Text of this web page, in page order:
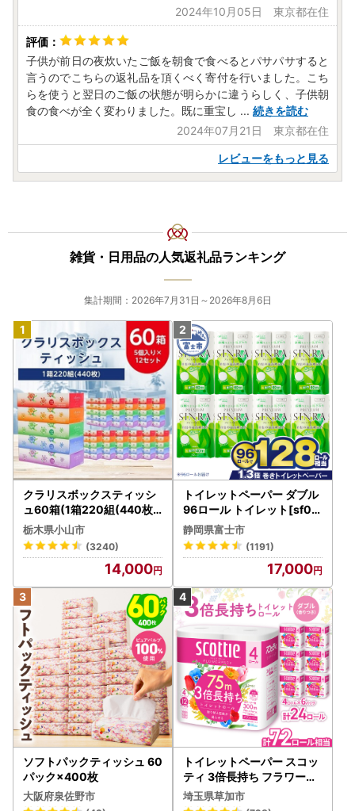
2024年10月05日 東京都在住
子供が前日の夜炊いたご飯を朝食で食べるとパサパサすると
言うのでこちらの返礼品を頂くべく寄付を行いました。こち
らを使うと翌日のご飯の状態が明らかに違うらしく、子供朝
食の食べが全く変わりました。既に重宝し ... 続きを読む
2024年07月21日 東京都在住
レビューをもっと見る
雑貨・日用品の人気返礼品ランキング
集計期間：2026年7月31日～2026年8月6日
クラリスボックスティッシ
ュ60箱(1箱220組(440枚))
(5個入り×12セット)【配送
不可地域：離島・沖縄県】
【1256759】
栃木県小山市
(3240)
14,000
トイレットペーパー ダブル
96ロール トイレット[sf00
1-012]
静岡県富士市
(1191)
17,000
ソフトパックティッシュ 60
パック×400枚
大阪府泉佐野市
トイレットペーパー スコッ
ティ 3倍長持ち フラワーパ
ック 4ロール×6P
埼玉県草加市